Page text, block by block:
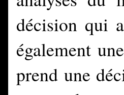
décision qui
également
prend une